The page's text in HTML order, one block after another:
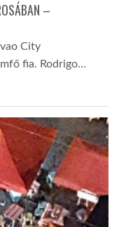
–
City
fia. Rodrigo…